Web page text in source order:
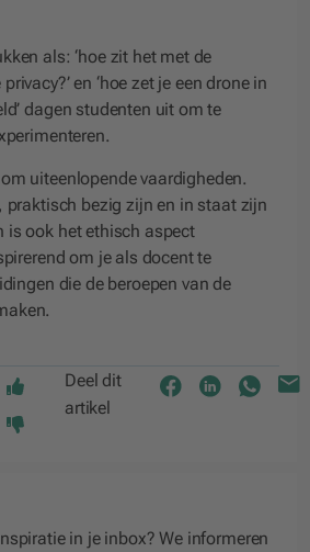
als: ‘hoe zit het met de
en ‘hoe zet je een drone in
dagen studenten uit om te
uiteenlopende vaardigheden.
praktisch bezig zijn en in staat zijn
is ook het ethisch aspect
om je als docent te
die de beroepen van de
Deel dit
artikel
in je inbox? We informeren